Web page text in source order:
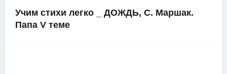
Учим стихи легко _ ДОЖДЬ, С. Маршак.
Папа V теме